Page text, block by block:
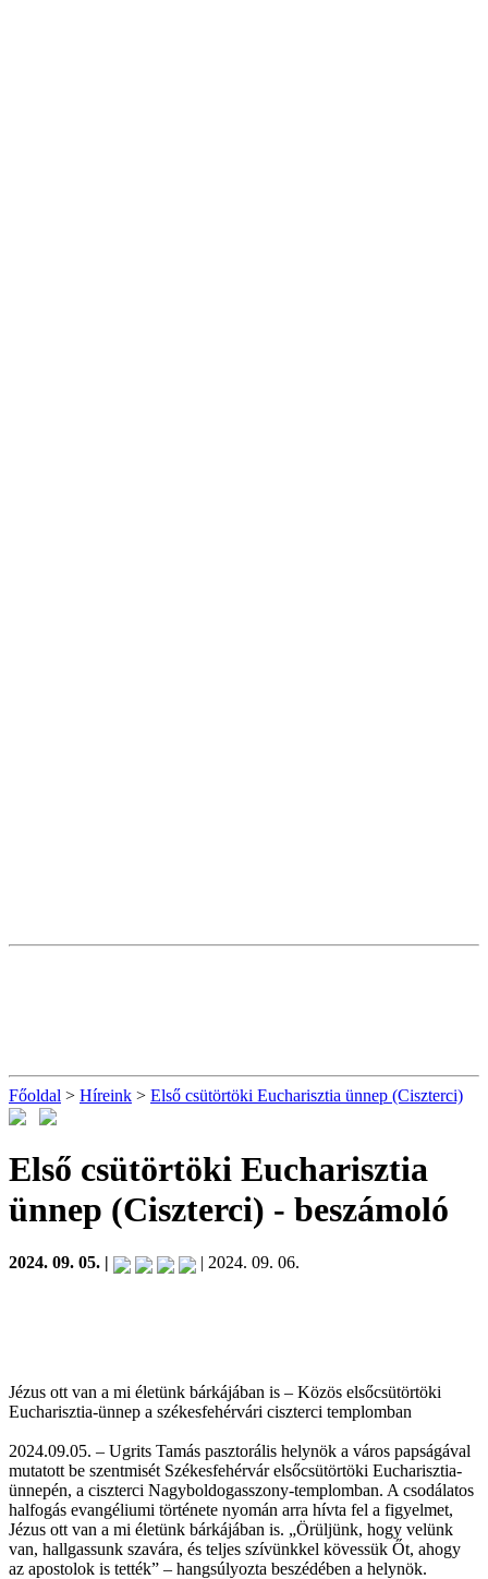
Főoldal > Híreink > Első csütörtöki Eucharisztia ünnep (Ciszterci)
Első csütörtöki Eucharisztia
ünnep (Ciszterci) - beszámoló
2024. 09. 05. | | 2024. 09. 06.
Jézus ott van a mi életünk bárkájában is – Közös elsőcsütörtöki
Eucharisztia-ünnep a székesfehérvári ciszterci templomban
2024.09.05. – Ugrits Tamás pasztorális helynök a város papságával
mutatott be szentmisét Székesfehérvár elsőcsütörtöki Eucharisztia-
ünnepén, a ciszterci Nagyboldogasszony-templomban. A csodálatos
halfogás evangéliumi története nyomán arra hívta fel a figyelmet,
Jézus ott van a mi életünk bárkájában is. „Örüljünk, hogy velünk
van, hallgassunk szavára, és teljes szívünkkel kövessük Őt, ahogy
az apostolok is tették” – hangsúlyozta beszédében a helynök.